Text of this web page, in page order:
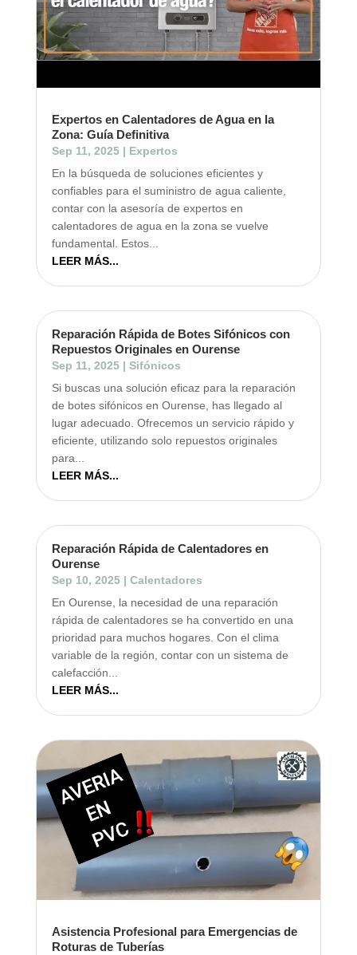
Expertos en Calentadores de Agua en la
Zona: Guía Definitiva
Sep 11, 2025| Expertos
En la búsqueda de soluciones eficientes y
confiables para el suministro de agua caliente,
contar con la asesoría de expertos en
calentadores de agua en la zona se vuelve
fundamental. Estos...
LEER MÁS...
Reparación Rápida de Botes Sifónicos con
Repuestos Originales en Ourense
Sep 11, 2025| Sifónicos
Si buscas una solución eficaz para la reparación
de botes sifónicos en Ourense, has llegado al
lugar adecuado. Ofrecemos un servicio rápido y
eficiente, utilizando solo repuestos originales
para...
LEER MÁS...
Reparación Rápida de Calentadores en
Ourense
Sep 10, 2025| Calentadores
En Ourense, la necesidad de una reparación
rápida de calentadores se ha convertido en una
prioridad para muchos hogares. Con el clima
variable de la región, contar con un sistema de
calefacción...
LEER MÁS...
Asistencia Profesional para Emergencias de
Roturas de Tuberías